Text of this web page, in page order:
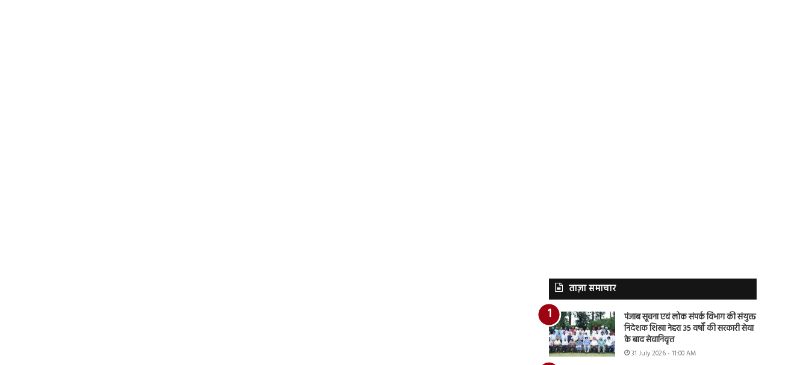
ताज़ा समाचार
पंजाब सूचना एवं लोक संपर्क विभाग की संयुक्त
निदेशक शिखा नेहरा 35 वर्षों की सरकारी सेवा
के बाद सेवानिवृत्त
31 July 2026 - 11:00 AM